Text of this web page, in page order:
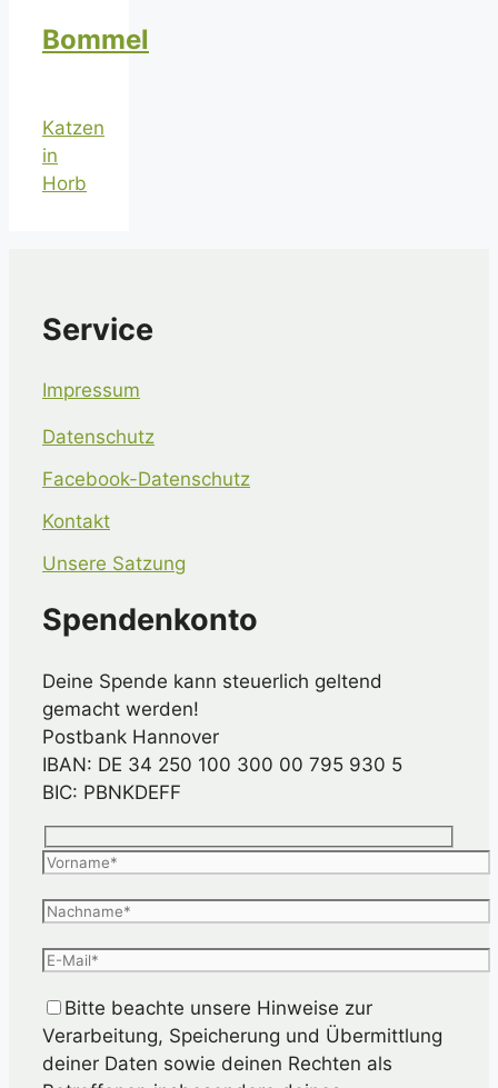
Bommel
Katzen
in
Horb
Service
Impressum
Datenschutz
Facebook-Datenschutz
Kontakt
Unsere Satzung
Spendenkonto
Deine Spende kann steuerlich geltend
gemacht werden!
Postbank Hannover
IBAN: DE 34 250 100 300 00 795 930 5
BIC: PBNKDEFF
Bitte beachte unsere Hinweise zur
Verarbeitung, Speicherung und Übermittlung
deiner Daten sowie deinen Rechten als